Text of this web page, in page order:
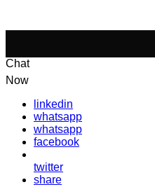
Chat
Now
linkedin
whatsapp
whatsapp
facebook
twitter
share